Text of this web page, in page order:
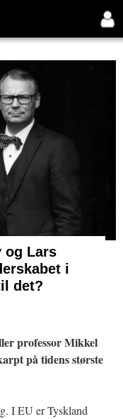
og Lars
i
det?
professor Mikkel
på tidens største
I EU er Tyskland